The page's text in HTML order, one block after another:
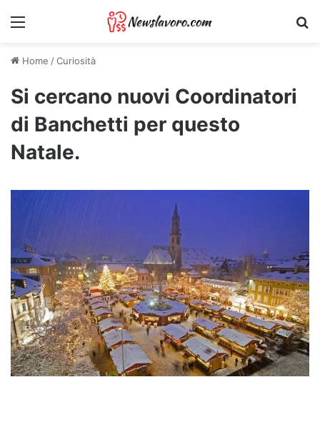
Menu
Home /Curiosità
Si cercano nuovi Coordinatori
di Banchetti per questo
Natale.